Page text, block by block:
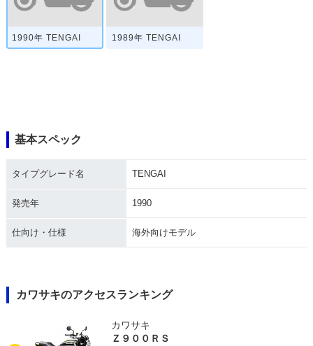
1990年 TENGAI 1989年 TENGAI
基本スペック
タイプグレード名 TENGAI
発売年 1990
仕向け・仕様 海外向けモデル
カワサキのアクセスランキング
カワサキ
Ｚ９００ＲＳ